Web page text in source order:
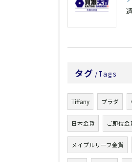
タグ Tags
Tiffany プラダ
日本金貨 ご即位金
メイプルリーフ金貨